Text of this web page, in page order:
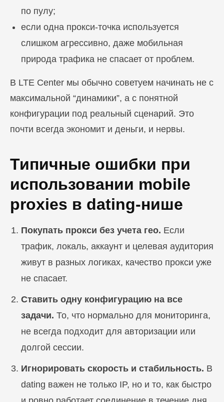
по пулу;
если одна прокси-точка используется
слишком агрессивно, даже мобильная
природа трафика не спасает от проблем.
В LTE Center мы обычно советуем начинать не с
максимальной “динамики”, а с понятной
конфигурации под реальный сценарий. Это
почти всегда экономит и деньги, и нервы.
Типичные ошибки при
использовании mobile
proxies в dating-нише
Покупать прокси без учета гео. Если
трафик, локаль, аккаунт и целевая аудитория
живут в разных логиках, качество прокси уже
не спасает.
Ставить одну конфигурацию на все
задачи. То, что нормально для мониторинга,
не всегда подходит для авторизации или
долгой сессии.
Игнорировать скорость и стабильность. В
dating важен не только IP, но и то, как быстро